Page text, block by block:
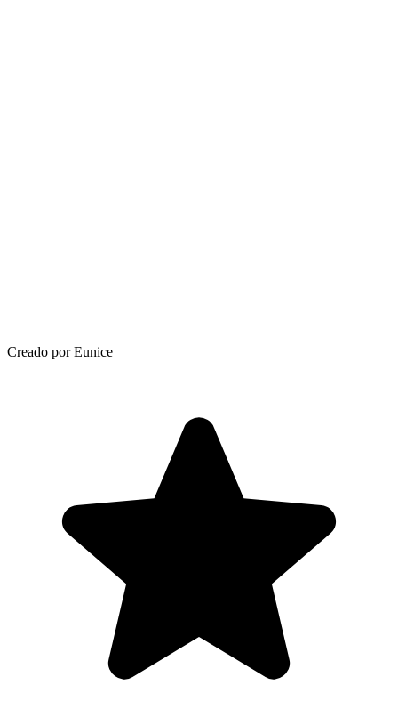
Creado por Eunice